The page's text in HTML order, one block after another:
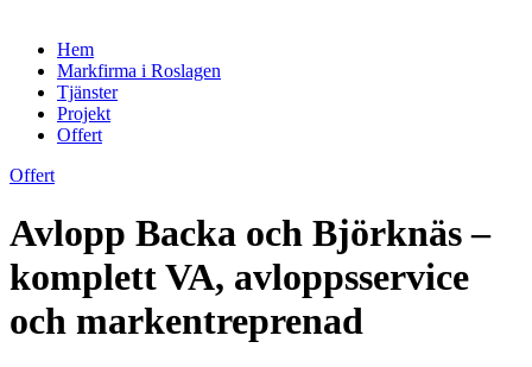
Hem
Markfirma i Roslagen
Tjänster
Projekt
Offert
Offert
Avlopp Backa och Björknäs –
komplett VA, avloppsservice
och markentreprenad